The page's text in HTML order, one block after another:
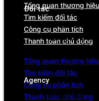
Đối tác
Tổng quan
Kết nối thương
Rút tiền linh
Agency
Tổng quan
Tổng quan thương hiệu
Tìm kiếm đối tác
Công cụ phân tích
Thanh toán chủ động
Tổng quan thương hiệu
Tìm kiếm đối tác
Công cụ phân tích
Thanh toán chủ động